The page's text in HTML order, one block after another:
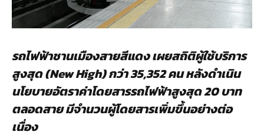
รถไฟฟ้าชานเมืองสายสีแดง เผยสถิติผู้ใช้บริการ
สูงสุด (New High) กว่า 35,352 คน หลังดำเนิน
นโยบายอัตราค่าโดยสารรถไฟฟ้าสูงสุด 20 บาท
ตลอดสาย มีจำนวนผู้โดยสารเพิ่มขึ้นอย่างต่อ
เนื่อง